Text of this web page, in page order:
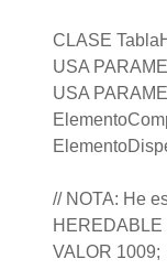
CLASE
USA
USA
// NOTA: He
HEREDABLE
VALOR 1009;